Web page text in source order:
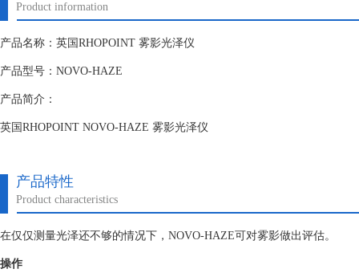
Product information
产品名称：英国RHOPOINT 雾影光泽仪
产品型号：NOVO-HAZE
产品简介：
英国RHOPOINT NOVO-HAZE 雾影光泽仪
产品特性
Product characteristics
在仅仅测量光泽还不够的情况下，NOVO-HAZE可对雾影做出评估。
操作